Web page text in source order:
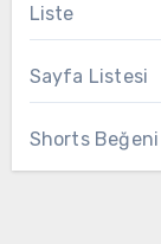
Liste
Sayfa Listesi
Shorts